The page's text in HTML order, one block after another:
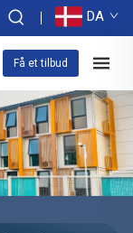
DA
Få et tilbud